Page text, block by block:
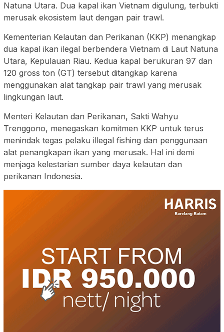
Natuna Utara. Dua kapal ikan Vietnam digulung, terbukti
merusak ekosistem laut dengan pair trawl.
Kementerian Kelautan dan Perikanan (KKP) menangkap
dua kapal ikan ilegal berbendera Vietnam di Laut Natuna
Utara, Kepulauan Riau. Kedua kapal berukuran 97 dan
120 gross ton (GT) tersebut ditangkap karena
menggunakan alat tangkap pair trawl yang merusak
lingkungan laut.
Menteri Kelautan dan Perikanan, Sakti Wahyu
Trenggono, menegaskan komitmen KKP untuk terus
menindak tegas pelaku illegal fishing dan penggunaan
alat penangkapan ikan yang merusak. Hal ini demi
menjaga kelestarian sumber daya kelautan dan
perikanan Indonesia.